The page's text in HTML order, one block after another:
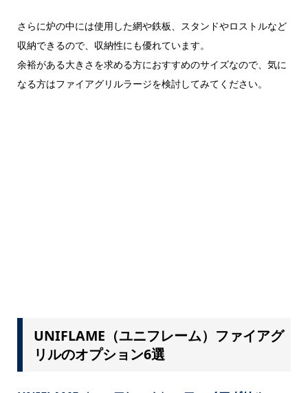
さらに炉の中には使用した網や鉄板、スタンドやロストルなど
収納できるので、収納性にも優れています。
余裕がある大きさを求める方におすすめのサイズなので、気に
なる方はファイアグリルラージを検討してみてください。
UNIFLAME（ユニフレーム）ファイアグ
リルのオプション6選